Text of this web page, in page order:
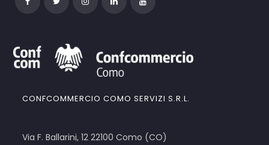
CONFCOMMERCIO COMO SERVIZI S.R.L.
Via F. Ballarini, 12 22100 Como (CO)